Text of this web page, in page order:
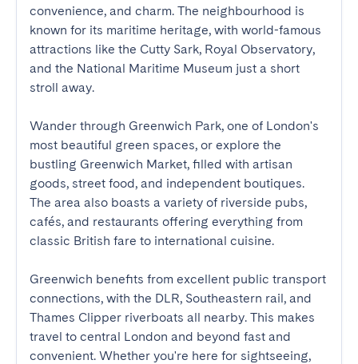
convenience, and charm. The neighbourhood is
known for its maritime heritage, with world-famous
attractions like the Cutty Sark, Royal Observatory,
and the National Maritime Museum just a short
stroll away.
Wander through Greenwich Park, one of London's
most beautiful green spaces, or explore the
bustling Greenwich Market, filled with artisan
goods, street food, and independent boutiques.
The area also boasts a variety of riverside pubs,
cafés, and restaurants offering everything from
classic British fare to international cuisine.
Greenwich benefits from excellent public transport
connections, with the DLR, Southeastern rail, and
Thames Clipper riverboats all nearby. This makes
travel to central London and beyond fast and
convenient. Whether you're here for sightseeing,